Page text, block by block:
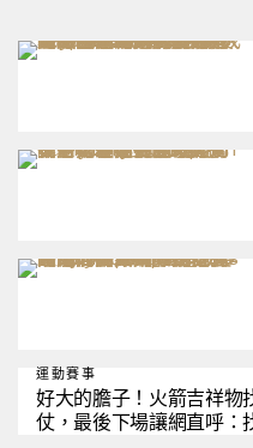
運動賽事
好大的膽子！火箭吉祥物
仗，最後下場讓網直呼：